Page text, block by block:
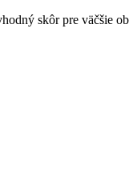
skôr pre väčšie